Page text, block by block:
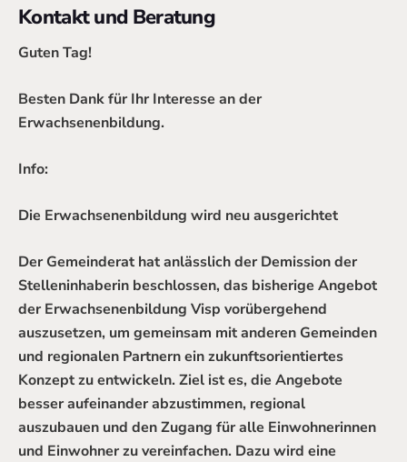
Kontakt und Beratung
Guten Tag!
Besten Dank für Ihr Interesse an der
Erwachsenenbildung.
Info:
Die Erwachsenenbildung wird neu ausgerichtet
Der Gemeinderat hat anlässlich der Demission der
Stelleninhaberin beschlossen, das bisherige Angebot
der Erwachsenenbildung Visp vorübergehend
auszusetzen, um gemeinsam mit anderen Gemeinden
und regionalen Partnern ein zukunftsorientiertes
Konzept zu entwickeln. Ziel ist es, die Angebote
besser aufeinander abzustimmen, regional
auszubauen und den Zugang für alle Einwohnerinnen
und Einwohner zu vereinfachen. Dazu wird eine